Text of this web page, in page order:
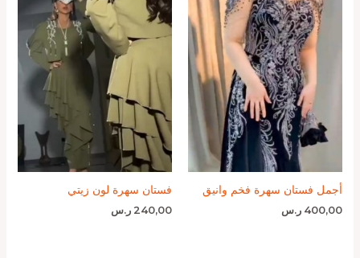
أجمل فستان سهرة فخم وانيق
400,00 ر.س
فستان سهرة لون زيتي
240,00 ر.س